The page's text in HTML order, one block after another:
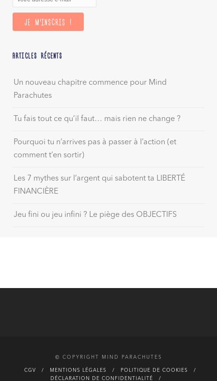
ARTICLES RÉCENTS
Un nouveau chapitre commence pour Mind
Parachutes
Tu fais tout ce qu’il faut… mais rien ne change ?
Pourquoi tu n’arrives pas à passer à l’action (et
comment t’en sortir)
Les 7 mythes sur l’argent qui sabotent ta LIBERTÉ
FINANCIÈRE
Jeu fini ou jeu infini ? Le piège des OBJECTIFS
© COPYRIGHT MIND PARACHUTES
CGV MENTIONS LÉGALES
POLITIQUE DE COOKIES
DÉCLARATION DE CONFIDENTIALITÉ